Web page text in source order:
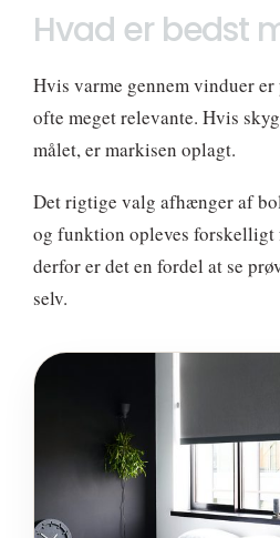
Hvad er bedst
Hvis varme gennem vinduer er
ofte meget relevante. Hvis
målet, er markisen oplagt.
Det rigtige valg afhænger af
og funktion opleves
derfor er det en fordel at se
selv.